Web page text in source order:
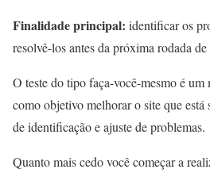
Finalidade principal: identificar os
resolvê-los antes da próxima rodada de
O teste do tipo faça-você-mesmo é
como objetivo melhorar o site que está
de identificação e ajuste de problemas.
Quanto mais cedo você começar a